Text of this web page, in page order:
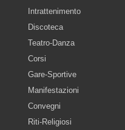
Intrattenimento
Discoteca
Teatro-Danza
Corsi
Gare-Sportive
Manifestazioni
Convegni
Riti-Religiosi